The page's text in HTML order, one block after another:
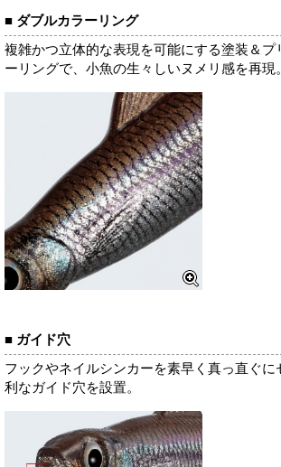
■ ダブルカラーリング
複雑かつ立体的な表現を可能にする塗装＆プ
ーリングで、小魚の生々しいヌメリ感を再現。
■ ガイド穴
フックやネイルシンカーを素早く真っ直ぐに
利なガイド穴を設置。